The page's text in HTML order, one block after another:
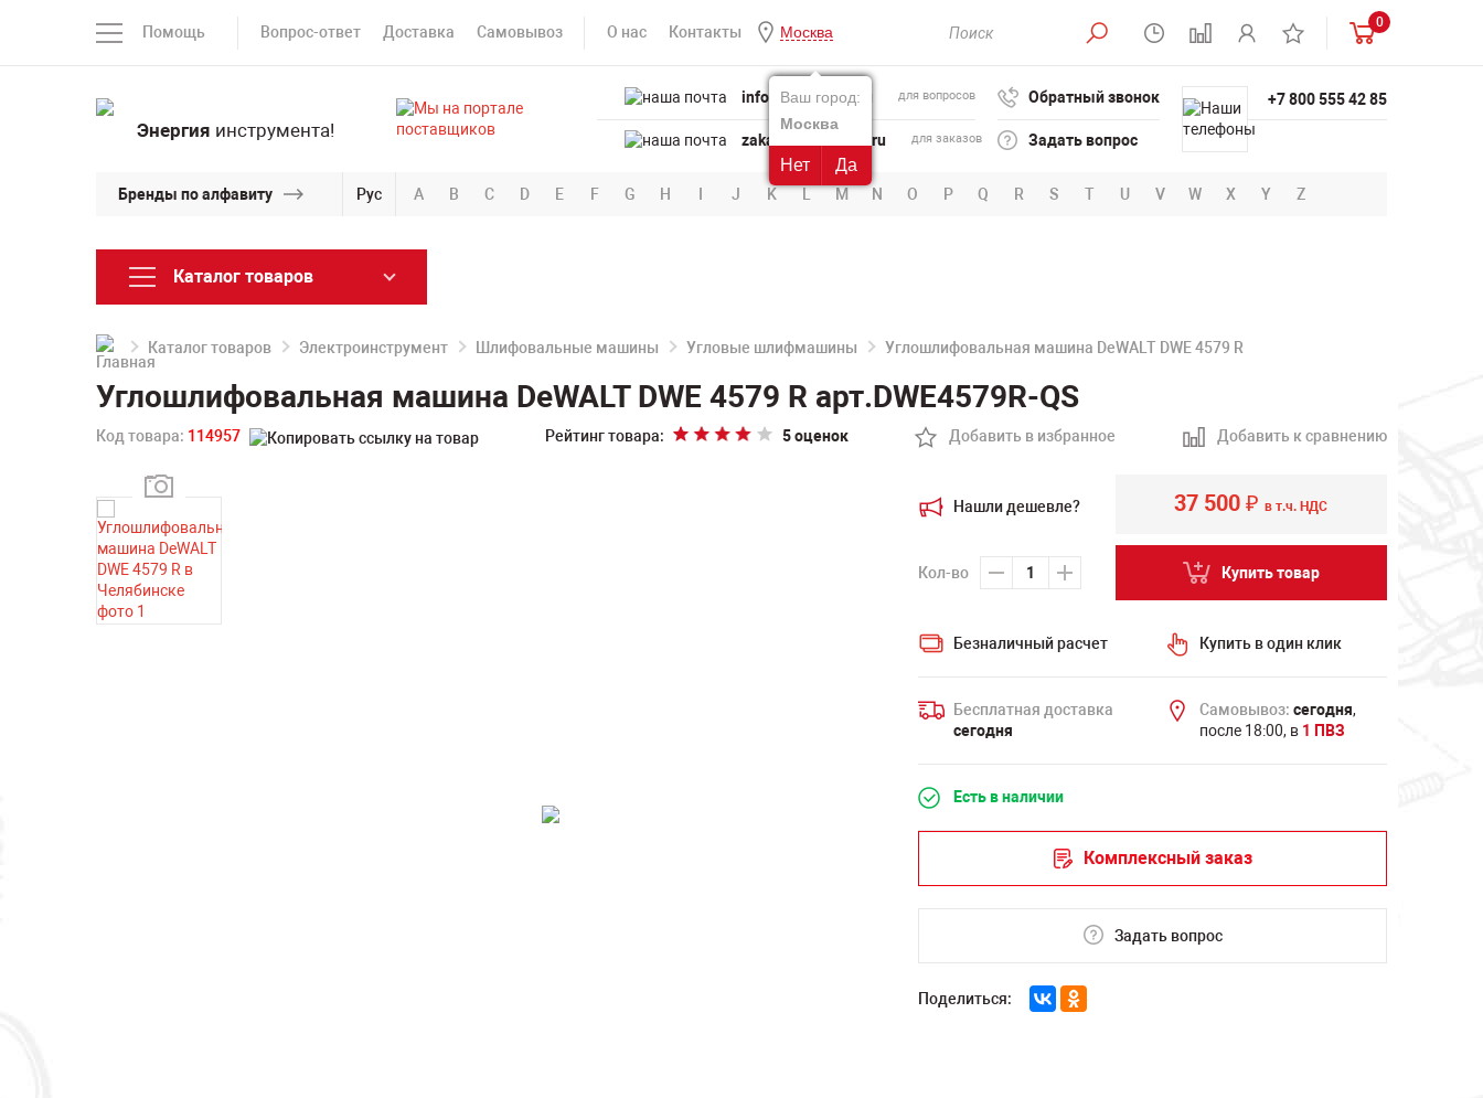
Помощь Вопрос-ответ Доставка Самовывоз О нас Контакты Москва
Ваш город:
Москва
Нет Да
0
Энергия инструмента!
info@powertool.ru для вопросов
zakaz@powertool.ru для заказов
Обратный звонок
Задать вопрос
+7 800 555 42 85
Бренды по алфавиту Рус A B C D E F G H I J K L M N O P Q R S T U V W X Y Z
Каталог товаров
Каталог товаров Электроинструмент Шлифовальные машины Угловые шлифмашины Углошлифовальная машина DeWALT DWE 4579 R
Углошлифовальная машина DeWALT DWE 4579 R арт.DWE4579R-QS
Код товара: 114957 Рейтинг товара: 5 оценок Добавить в избранное Добавить к сравнению
Нашли дешевле?
Кол-во
37 500₽ в т.ч. НДС
Купить товар
Безналичный расчет Купить в один клик
Бесплатная доставка
сегодня
Самовывоз: сегодня,
после 18:00, в 1 ПВЗ
Есть в наличии
Комплексный заказ
Задать вопрос
Поделиться: